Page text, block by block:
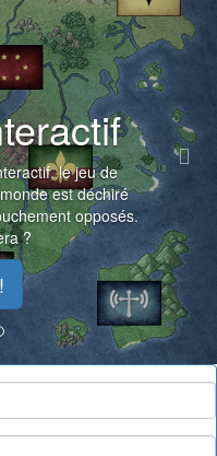
le jeu de
est déchiré
opposés.
?